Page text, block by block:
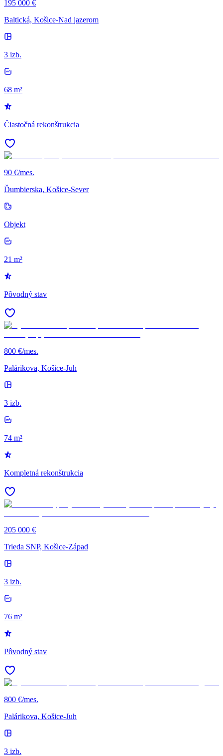
195 000 €
Baltická, Košice-Nad jazerom
3 izb.
68 m²
Čiastočná rekonštrukcia
90 €/mes.
Ďumbierska, Košice-Sever
Objekt
21 m²
Pôvodný stav
800 €/mes.
Palárikova, Košice-Juh
3 izb.
74 m²
Kompletná rekonštrukcia
205 000 €
Trieda SNP, Košice-Západ
3 izb.
76 m²
Pôvodný stav
800 €/mes.
Palárikova, Košice-Juh
3 izb.